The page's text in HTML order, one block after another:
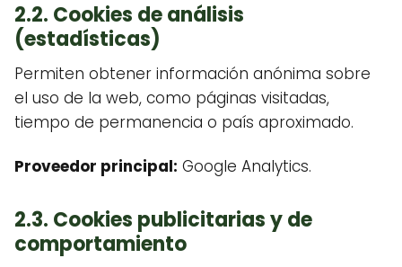
2.2. Cookies de análisis
(estadísticas)
Permiten obtener información anónima sobre
el uso de la web, como páginas visitadas,
tiempo de permanencia o país aproximado.
Proveedor principal: Google Analytics.
2.3. Cookies publicitarias y de
comportamiento